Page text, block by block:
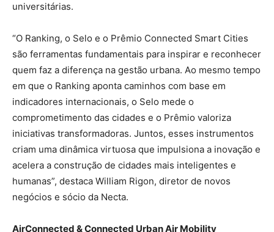
universitárias.
“O Ranking, o Selo e o Prêmio Connected Smart Cities
são ferramentas fundamentais para inspirar e reconhecer
quem faz a diferença na gestão urbana. Ao mesmo tempo
em que o Ranking aponta caminhos com base em
indicadores internacionais, o Selo mede o
comprometimento das cidades e o Prêmio valoriza
iniciativas transformadoras. Juntos, esses instrumentos
criam uma dinâmica virtuosa que impulsiona a inovação e
acelera a construção de cidades mais inteligentes e
humanas”, destaca William Rigon, diretor de novos
negócios e sócio da Necta.
AirConnected & Connected Urban Air Mobility